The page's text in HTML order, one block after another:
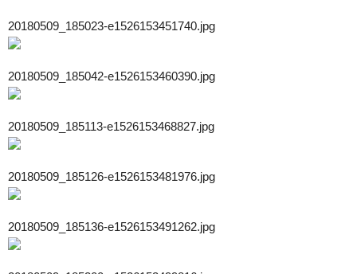
20180509_185023-e1526153451740.jpg
20180509_185042-e1526153460390.jpg
20180509_185113-e1526153468827.jpg
20180509_185126-e1526153481976.jpg
20180509_185136-e1526153491262.jpg